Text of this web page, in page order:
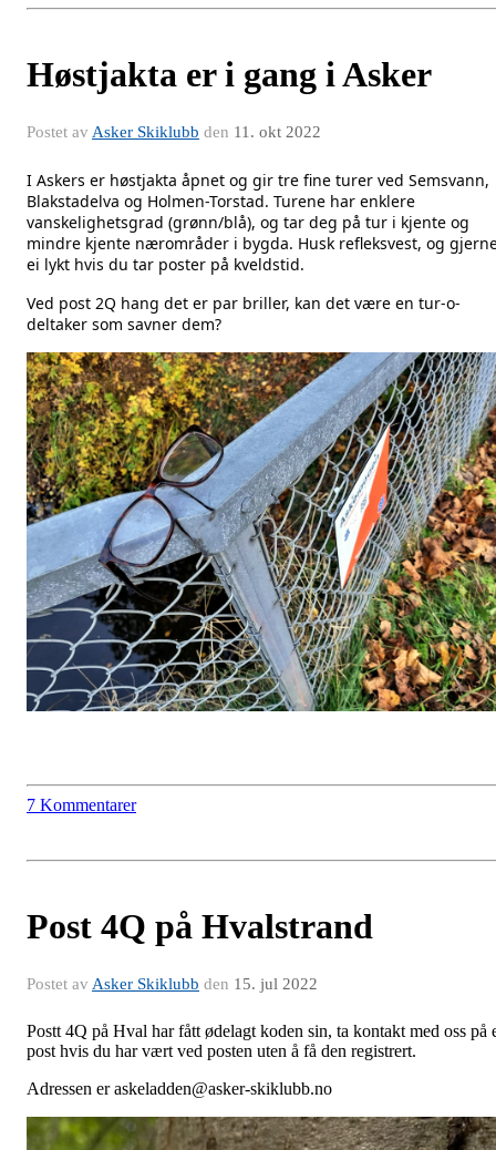
Høstjakta er i gang i Asker
Postet av Asker Skiklubb den 11. okt 2022
I Askers er høstjakta åpnet og gir tre fine turer ved Semsvann,
Blakstadelva og Holmen-Torstad. Turene har enklere
vanskelighetsgrad (grønn/blå), og tar deg på tur i kjente og
mindre kjente nærområder i bygda. Husk refleksvest, og
ei lykt hvis du tar poster på kveldstid.
Ved post 2Q hang det er par briller, kan det være en tur-o-
deltaker som savner dem?
7 Kommentarer
Post 4Q på Hvalstrand
Postet av Asker Skiklubb den 15. jul 2022
Postt 4Q på Hval har fått ødelagt koden sin, ta kontakt med oss på
post hvis du har vært ved posten uten å få den registrert.
Adressen er askeladden@asker-skiklubb.no